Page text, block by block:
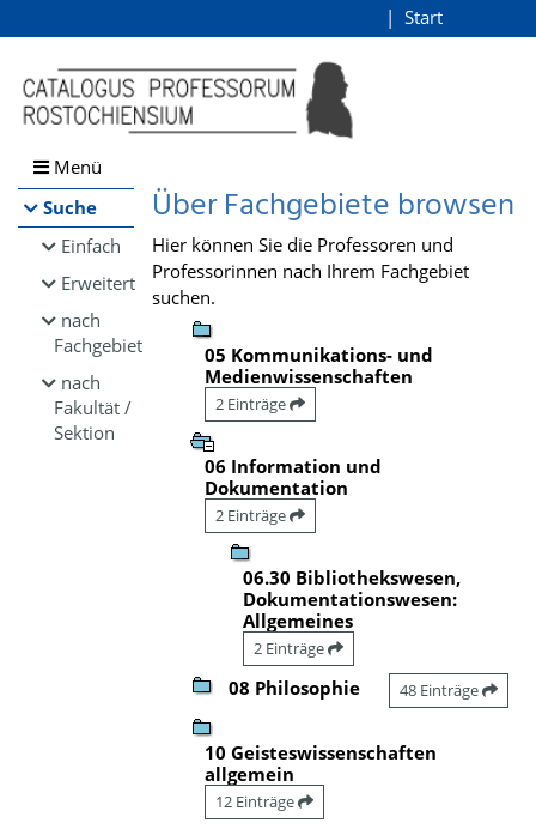
Browsen
direkt zum Inhalt
Start
Menü
Suche
Einfach
Erweitert
nach
Fachgebiet
nach
Fakultät /
Sektion
Über Fachgebiete browsen
Hier können Sie die Professoren und
Professorinnen nach Ihrem Fachgebiet
suchen.
05 Kommunikations- und
Medienwissenschaften
2 Einträge
06 Information und
Dokumentation
2 Einträge
06.30 Bibliothekswesen,
Dokumentationswesen:
Allgemeines
2 Einträge
08 Philosophie 48 Einträge
10 Geisteswissenschaften
allgemein
12 Einträge